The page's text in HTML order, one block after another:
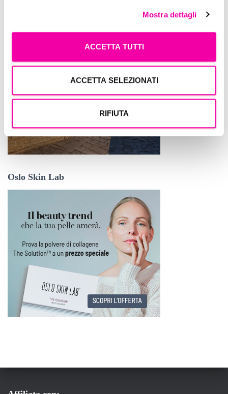
Mostra dettagli
ACCETTA TUTTI
ACCETTA SELEZIONATI
RIFIUTA
Oslo Skin Lab